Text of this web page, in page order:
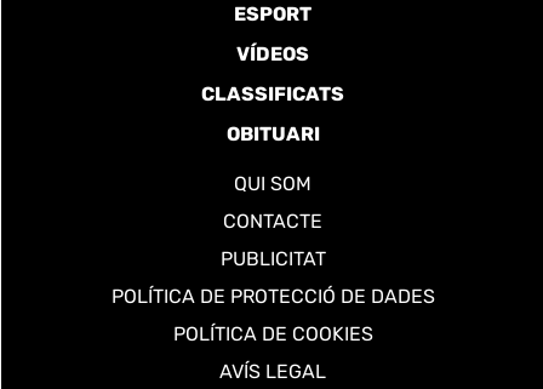
ESPORT
VÍDEOS
CLASSIFICATS
OBITUARI
QUI SOM
CONTACTE
PUBLICITAT
POLÍTICA DE PROTECCIÓ DE DADES
POLÍTICA DE COOKIES
AVÍS LEGAL